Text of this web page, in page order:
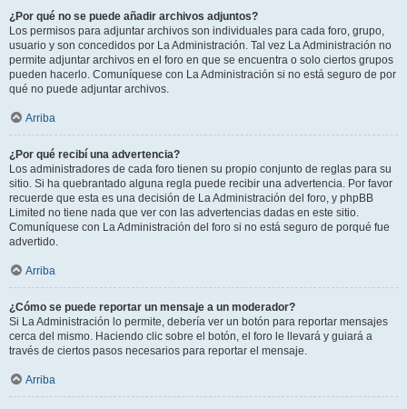
¿Por qué no se puede añadir archivos adjuntos?
Los permisos para adjuntar archivos son individuales para cada foro, grupo,
usuario y son concedidos por La Administración. Tal vez La Administración no
permite adjuntar archivos en el foro en que se encuentra o solo ciertos grupos
pueden hacerlo. Comuníquese con La Administración si no está seguro de por
qué no puede adjuntar archivos.
Arriba
¿Por qué recibí una advertencia?
Los administradores de cada foro tienen su propio conjunto de reglas para su
sitio. Si ha quebrantado alguna regla puede recibir una advertencia. Por favor
recuerde que esta es una decisión de La Administración del foro, y phpBB
Limited no tiene nada que ver con las advertencias dadas en este sitio.
Comuníquese con La Administración del foro si no está seguro de porqué fue
advertido.
Arriba
¿Cómo se puede reportar un mensaje a un moderador?
Si La Administración lo permite, debería ver un botón para reportar mensajes
cerca del mismo. Haciendo clic sobre el botón, el foro le llevará y guiará a
través de ciertos pasos necesarios para reportar el mensaje.
Arriba